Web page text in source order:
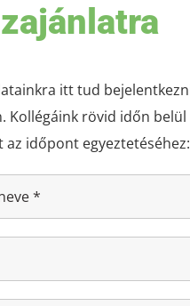
itt tud
Kollégáink rövid időn belül
az időpont egyeztetéséhez: